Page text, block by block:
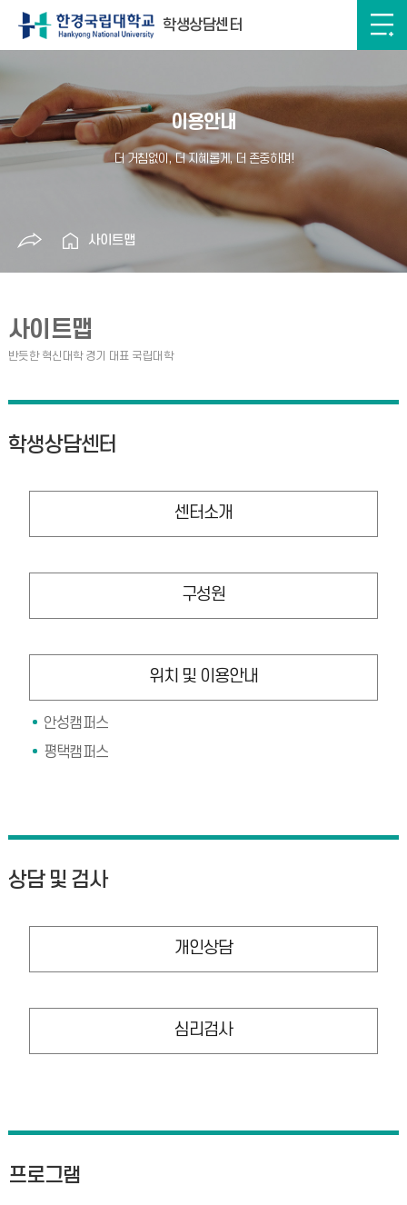
학생상담센터
이용안내
사이트맵
사이트맵
학생상담센터
센터소개
구성원
위치 및 이용안내
안성캠퍼스
평택캠퍼스
상담 및 검사
개인상담
심리검사
프로그램